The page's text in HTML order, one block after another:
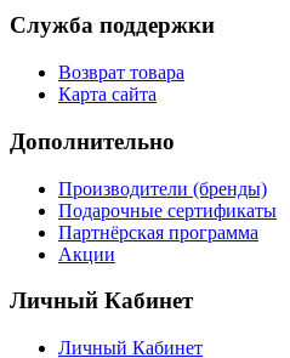
Служба поддержки
Возврат товара
Карта сайта
Дополнительно
Производители (бренды)
Подарочные сертификаты
Партнёрская программа
Акции
Личный Кабинет
Личный Кабинет